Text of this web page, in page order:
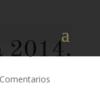
2014.